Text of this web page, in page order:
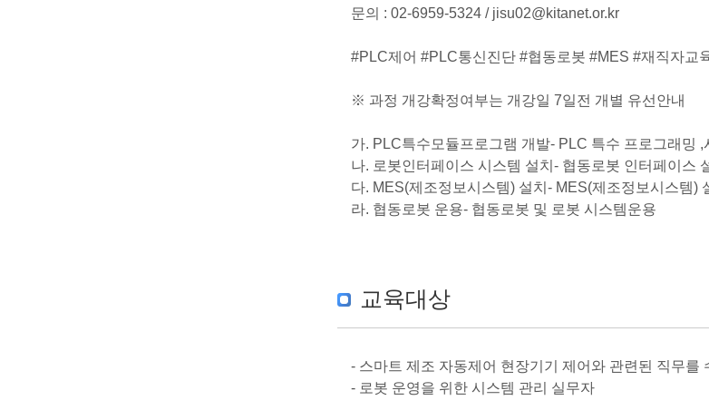
문의 : 02-6959-5324 / jisu02@kitanet.or.kr
#PLC제어 #PLC통신진단 #협동로봇 #MES #재직자교
※ 과정 개강확정여부는 개강일 7일전 개별 유선안내
가. PLC특수모듈프로그램 개발- PLC 특수 프로그래밍
나. 로봇인터페이스 시스템 설치- 협동로봇 인터페이스
다. MES(제조정보시스템) 설치- MES(제조정보시스템)
라. 협동로봇 운용- 협동로봇 및 로봇 시스템운용
교육대상
- 스마트 제조 자동제어 현장기기 제어와 관련된 직무를
- 로봇 운영을 위한 시스템 관리 실무자